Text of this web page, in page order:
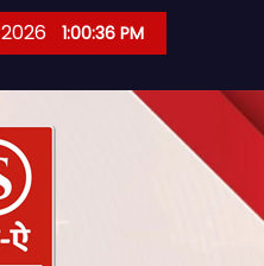
1:00:37 PM